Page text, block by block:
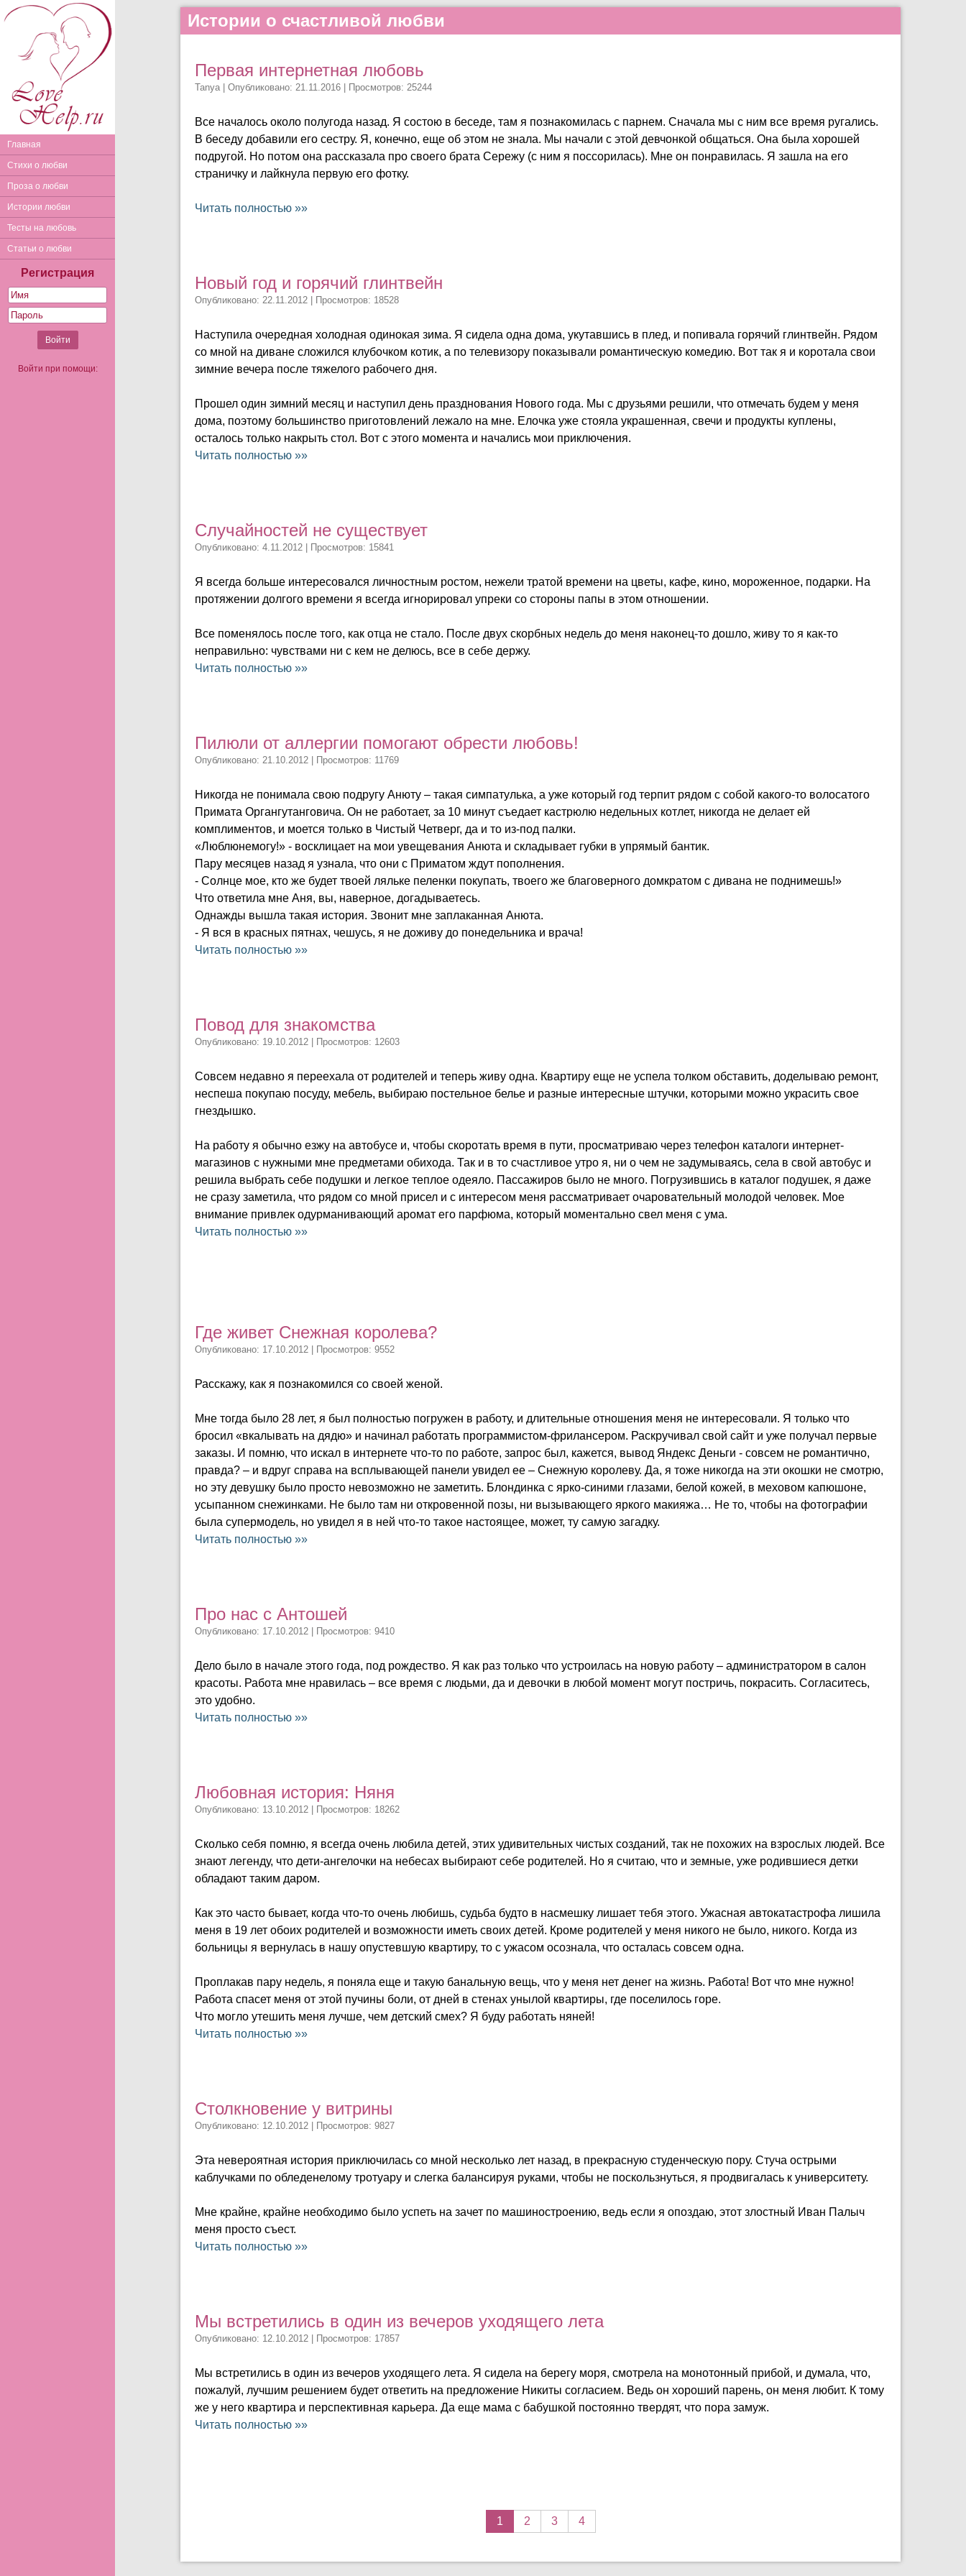
Главная
Стихи о любви
Проза о любви
Истории любви
Тесты на любовь
Статьи о любви
Регистрация
Войти при помощи:
Истории о счастливой любви
Первая интернетная любовь
Tanya | Опубликовано: 21.11.2016 | Просмотров: 25244
Все началось около полугода назад. Я состою в беседе, там я познакомилась с парнем. Сначала мы с ним все время ругались.
В беседу добавили его сестру. Я, конечно, еще об этом не знала. Мы начали с этой девчонкой общаться. Она была хорошей
подругой. Но потом она рассказала про своего брата Сережу (с ним я поссорилась). Мне он понравилась. Я зашла на его
страничку и лайкнула первую его фотку.
Читать полностью »»
Новый год и горячий глинтвейн
Опубликовано: 22.11.2012 | Просмотров: 18528
Наступила очередная холодная одинокая зима. Я сидела одна дома, укутавшись в плед, и попивала горячий глинтвейн. Рядом
со мной на диване сложился клубочком котик, а по телевизору показывали романтическую комедию. Вот так я и коротала свои
зимние вечера после тяжелого рабочего дня.
Прошел один зимний месяц и наступил день празднования Нового года. Мы с друзьями решили, что отмечать будем у меня
дома, поэтому большинство приготовлений лежало на мне. Елочка уже стояла украшенная, свечи и продукты куплены,
осталось только накрыть стол. Вот с этого момента и начались мои приключения.
Читать полностью »»
Случайностей не существует
Опубликовано: 4.11.2012 | Просмотров: 15841
Я всегда больше интересовался личностным ростом, нежели тратой времени на цветы, кафе, кино, мороженное, подарки. На
протяжении долгого времени я всегда игнорировал упреки со стороны папы в этом отношении.
Все поменялось после того, как отца не стало. После двух скорбных недель до меня наконец-то дошло, живу то я как-то
неправильно: чувствами ни с кем не делюсь, все в себе держу.
Читать полностью »»
Пилюли от аллергии помогают обрести любовь!
Опубликовано: 21.10.2012 | Просмотров: 11769
Никогда не понимала свою подругу Анюту – такая симпатулька, а уже который год терпит рядом с собой какого-то волосатого
Примата Органгутанговича. Он не работает, за 10 минут съедает кастрюлю недельных котлет, никогда не делает ей
комплиментов, и моется только в Чистый Четверг, да и то из-под палки.
«Люблюнемогу!» - восклицает на мои увещевания Анюта и складывает губки в упрямый бантик.
Пару месяцев назад я узнала, что они с Приматом ждут пополнения.
- Солнце мое, кто же будет твоей ляльке пеленки покупать, твоего же благоверного домкратом с дивана не поднимешь!»
Что ответила мне Аня, вы, наверное, догадываетесь.
Однажды вышла такая история. Звонит мне заплаканная Анюта.
- Я вся в красных пятнах, чешусь, я не доживу до понедельника и врача!
Читать полностью »»
Повод для знакомства
Опубликовано: 19.10.2012 | Просмотров: 12603
Совсем недавно я переехала от родителей и теперь живу одна. Квартиру еще не успела толком обставить, доделываю ремонт,
неспеша покупаю посуду, мебель, выбираю постельное белье и разные интересные штучки, которыми можно украсить свое
гнездышко.
На работу я обычно езжу на автобусе и, чтобы скоротать время в пути, просматриваю через телефон каталоги интернет-
магазинов с нужными мне предметами обихода. Так и в то счастливое утро я, ни о чем не задумываясь, села в свой автобус и
решила выбрать себе подушки и легкое теплое одеяло. Пассажиров было не много. Погрузившись в каталог подушек, я даже
не сразу заметила, что рядом со мной присел и с интересом меня рассматривает очаровательный молодой человек. Мое
внимание привлек одурманивающий аромат его парфюма, который моментально свел меня с ума.
Читать полностью »»
Где живет Снежная королева?
Опубликовано: 17.10.2012 | Просмотров: 9552
Расскажу, как я познакомился со своей женой.
Мне тогда было 28 лет, я был полностью погружен в работу, и длительные отношения меня не интересовали. Я только что
бросил «вкалывать на дядю» и начинал работать программистом-фрилансером. Раскручивал свой сайт и уже получал первые
заказы. И помню, что искал в интернете что-то по работе, запрос был, кажется, вывод Яндекс Деньги - совсем не романтично,
правда? – и вдруг справа на всплывающей панели увидел ее – Снежную королеву. Да, я тоже никогда на эти окошки не смотрю,
но эту девушку было просто невозможно не заметить. Блондинка с ярко-синими глазами, белой кожей, в меховом капюшоне,
усыпанном снежинками. Не было там ни откровенной позы, ни вызывающего яркого макияжа… Не то, чтобы на фотографии
была супермодель, но увидел я в ней что-то такое настоящее, может, ту самую загадку.
Читать полностью »»
Про нас с Антошей
Опубликовано: 17.10.2012 | Просмотров: 9410
Дело было в начале этого года, под рождество. Я как раз только что устроилась на новую работу – администратором в салон
красоты. Работа мне нравилась – все время с людьми, да и девочки в любой момент могут постричь, покрасить. Согласитесь,
это удобно.
Читать полностью »»
Любовная история: Няня
Опубликовано: 13.10.2012 | Просмотров: 18262
Сколько себя помню, я всегда очень любила детей, этих удивительных чистых созданий, так не похожих на взрослых людей. Все
знают легенду, что дети-ангелочки на небесах выбирают себе родителей. Но я считаю, что и земные, уже родившиеся детки
обладают таким даром.
Как это часто бывает, когда что-то очень любишь, судьба будто в насмешку лишает тебя этого. Ужасная автокатастрофа лишила
меня в 19 лет обоих родителей и возможности иметь своих детей. Кроме родителей у меня никого не было, никого. Когда из
больницы я вернулась в нашу опустевшую квартиру, то с ужасом осознала, что осталась совсем одна.
Проплакав пару недель, я поняла еще и такую банальную вещь, что у меня нет денег на жизнь. Работа! Вот что мне нужно!
Работа спасет меня от этой пучины боли, от дней в стенах унылой квартиры, где поселилось горе.
Что могло утешить меня лучше, чем детский смех? Я буду работать няней!
Читать полностью »»
Столкновение у витрины
Опубликовано: 12.10.2012 | Просмотров: 9827
Эта невероятная история приключилась со мной несколько лет назад, в прекрасную студенческую пору. Стуча острыми
каблучками по обледенелому тротуару и слегка балансируя руками, чтобы не поскользнуться, я продвигалась к университету.
Мне крайне, крайне необходимо было успеть на зачет по машиностроению, ведь если я опоздаю, этот злостный Иван Палыч
меня просто съест.
Читать полностью »»
Мы встретились в один из вечеров уходящего лета
Опубликовано: 12.10.2012 | Просмотров: 17857
Мы встретились в один из вечеров уходящего лета. Я сидела на берегу моря, смотрела на монотонный прибой, и думала, что,
пожалуй, лучшим решением будет ответить на предложение Никиты согласием. Ведь он хороший парень, он меня любит. К тому
же у него квартира и перспективная карьера. Да еще мама с бабушкой постоянно твердят, что пора замуж.
Читать полностью »»
1 2 3 4